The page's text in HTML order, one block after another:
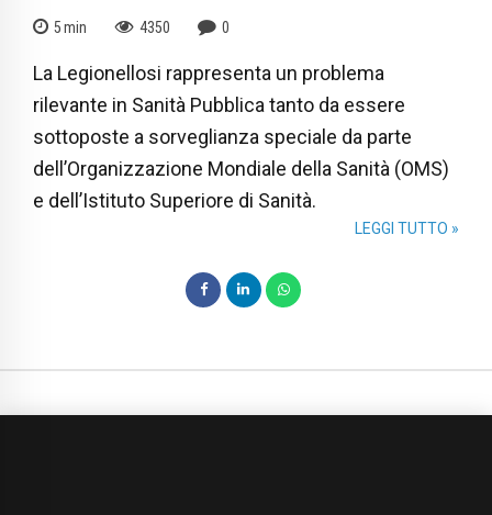
5min 4350 0
La Legionellosi rappresenta un problema
rilevante in Sanità Pubblica tanto da essere
sottoposte a sorveglianza speciale da parte
dell’Organizzazione Mondiale della Sanità (OMS)
e dell’Istituto Superiore di Sanità.
LEGGI TUTTO »